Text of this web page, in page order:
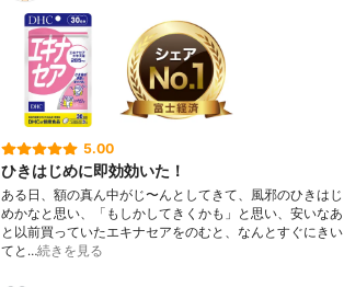
5.00
ひきはじめに即効効いた！
ある日、額の真ん中がじ〜んとしてきて、風邪のひきはじ
めかなと思い、「もしかしてきくかも」と思い、安いなあ
と以前買っていたエキナセアをのむと、なんとすぐにきい
てと…続きを見る